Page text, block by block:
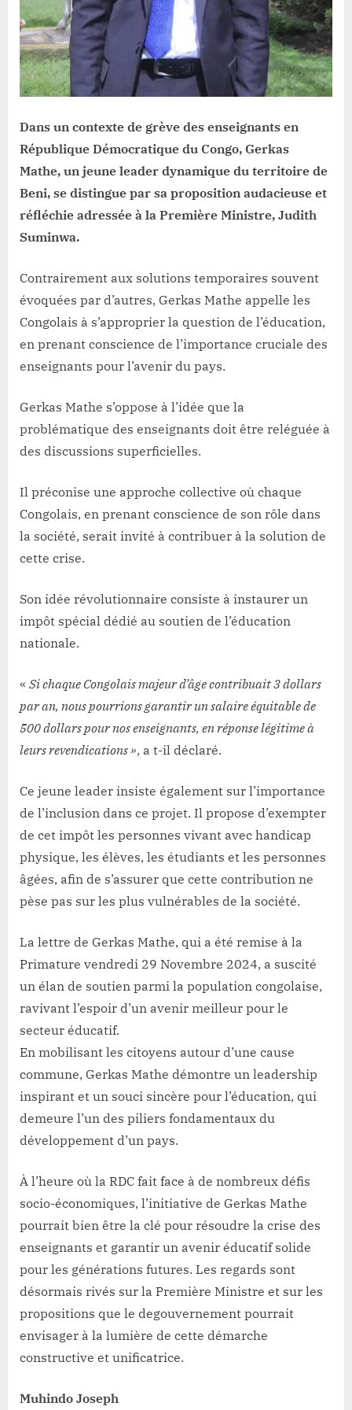
Dans un contexte de grève des enseignants en
République Démocratique du Congo, Gerkas
Mathe, un jeune leader dynamique du territoire de
Beni, se distingue par sa proposition audacieuse et
réfléchie adressée à la Première Ministre, Judith
Suminwa.
Contrairement aux solutions temporaires souvent
évoquées par d’autres, Gerkas Mathe appelle les
Congolais à s’approprier la question de l’éducation,
en prenant conscience de l’importance cruciale des
enseignants pour l’avenir du pays.
Gerkas Mathe s’oppose à l’idée que la
problématique des enseignants doit être reléguée à
des discussions superficielles.
Il préconise une approche collective où chaque
Congolais, en prenant conscience de son rôle dans
la société, serait invité à contribuer à la solution de
cette crise.
Son idée révolutionnaire consiste à instaurer un
impôt spécial dédié au soutien de l’éducation
nationale.
« Si chaque Congolais majeur d’âge contribuait 3 dollars
par an, nous pourrions garantir un salaire équitable de
500 dollars pour nos enseignants, en réponse légitime à
leurs revendications », a t-il déclaré.
Ce jeune leader insiste également sur l’importance
de l’inclusion dans ce projet. Il propose d’exempter
de cet impôt les personnes vivant avec handicap
physique, les élèves, les étudiants et les personnes
âgées, afin de s’assurer que cette contribution ne
pèse pas sur les plus vulnérables de la société.
La lettre de Gerkas Mathe, qui a été remise à la
Primature vendredi 29 Novembre 2024, a suscité
un élan de soutien parmi la population congolaise,
ravivant l’espoir d’un avenir meilleur pour le
secteur éducatif.
En mobilisant les citoyens autour d’une cause
commune, Gerkas Mathe démontre un leadership
inspirant et un souci sincère pour l’éducation, qui
demeure l’un des piliers fondamentaux du
développement d’un pays.
À l’heure où la RDC fait face à de nombreux défis
socio-économiques, l’initiative de Gerkas Mathe
pourrait bien être la clé pour résoudre la crise des
enseignants et garantir un avenir éducatif solide
pour les générations futures. Les regards sont
désormais rivés sur la Première Ministre et sur les
propositions que le degouvernement pourrait
envisager à la lumière de cette démarche
constructive et unificatrice.
Muhindo Joseph